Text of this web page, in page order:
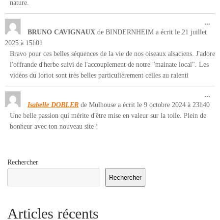
nature.
BRUNO CAVIGNAUX de BINDERNHEIM a écrit le 21 juillet
2025 à 15h01
Bravo pour ces belles séquences de la vie de nos oiseaux alsaciens. J'adore
l'offrande d'herbe suivi de l'accouplement de notre "mainate local". Les
vidéos du loriot sont très belles particulièrement celles au ralenti
...
Isabelle DOBLER de Mulhouse a écrit le 9 octobre 2024 à 23h40
Une belle passion qui mérite d'être mise en valeur sur la toile. Plein de
bonheur avec ton nouveau site !
...
Rechercher
Rechercher
Articles récents